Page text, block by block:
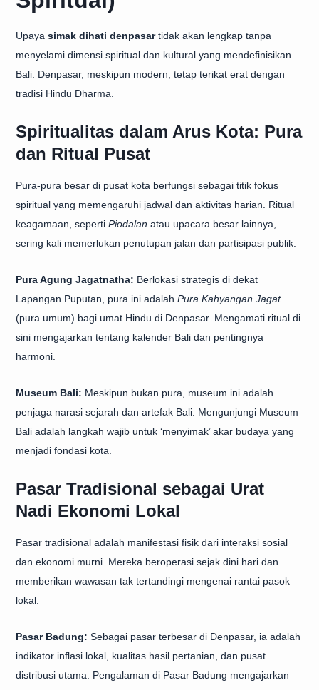
Upaya simak dihati denpasartidak akan lengkap tanpa
menyelami dimensi spiritual dan kultural yang mendefinisikan
Bali. Denpasar, meskipun modern, tetap terikat erat dengan
tradisi Hindu Dharma.
Spiritualitas dalam Arus Kota: Pura
dan Ritual Pusat
Pura-pura besar di pusat kota berfungsi sebagai titik fokus
spiritual yang memengaruhi jadwal dan aktivitas harian. Ritual
keagamaan, seperti Piodalan atau upacara besar lainnya,
sering kali memerlukan penutupan jalan dan partisipasi publik.
Pura Agung Jagatnatha: Berlokasi strategis di dekat
Lapangan Puputan, pura ini adalah Pura Kahyangan Jagat
(pura umum) bagi umat Hindu di Denpasar. Mengamati ritual di
sini mengajarkan tentang kalender Bali dan pentingnya
harmoni.
Museum Bali: Meskipun bukan pura, museum ini adalah
penjaga narasi sejarah dan artefak Bali. Mengunjungi Museum
Bali adalah langkah wajib untuk ‘menyimak’ akar budaya yang
menjadi fondasi kota.
Pasar Tradisional sebagai Urat
Nadi Ekonomi Lokal
Pasar tradisional adalah manifestasi fisik dari interaksi sosial
dan ekonomi murni. Mereka beroperasi sejak dini hari dan
memberikan wawasan tak tertandingi mengenai rantai pasok
lokal.
Pasar Badung: Sebagai pasar terbesar di Denpasar, ia adalah
indikator inflasi lokal, kualitas hasil pertanian, dan pusat
distribusi utama. Pengalaman di Pasar Badung mengajarkan